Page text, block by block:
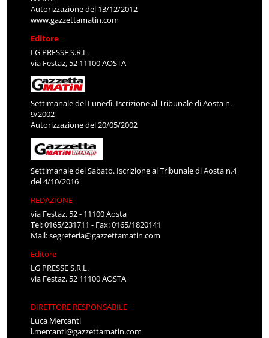
Autorizzazione del 13/12/2012
www.gazzettamatin.com
Editore
LG PRESSE S.R.L.
via Festaz, 52 11100 AOSTA
Settimanale del Lunedì. Iscrizione al Tribunale di Aosta n.
9/2002
Autorizzazione del 20/05/2002
Settimanale del Sabato. Iscrizione al Tribunale di Aosta n.4
del 4/10/2016
REDAZIONE
via Festaz, 52 - 11100 Aosta
Tel: 0165/231711 - Fax: 0165/1820141
Mail:segreteria@gazzettamatin.com
Editore
LG PRESSE S.R.L.
via Festaz, 52 11100 AOSTA
DIRETTORE RESPONSABILE
Luca Mercanti
l.mercanti@gazzettamatin.com